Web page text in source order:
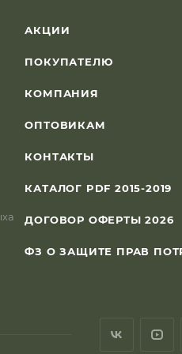
АКЦИИ
ПОКУПАТЕЛЮ
КОМПАНИЯ
ОПТОВИКАМ
КОНТАКТЫ
КАТАЛОГ PDF 2015-2019
ДОГОВОР ОФЕРТЫ 2026
ФЗ О ЗАЩИТЕ ПРАВ